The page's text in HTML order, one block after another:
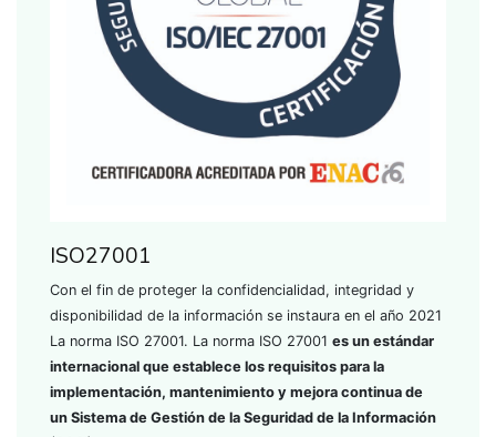
ISO27001
Con el fin de proteger la confidencialidad, integridad y
disponibilidad de la información se instaura en el año 2021
La norma ISO 27001. La norma ISO 27001 es un estándar
internacional que establece los requisitos para la
implementación, mantenimiento y mejora continua de
un Sistema de Gestión de la Seguridad de la Información